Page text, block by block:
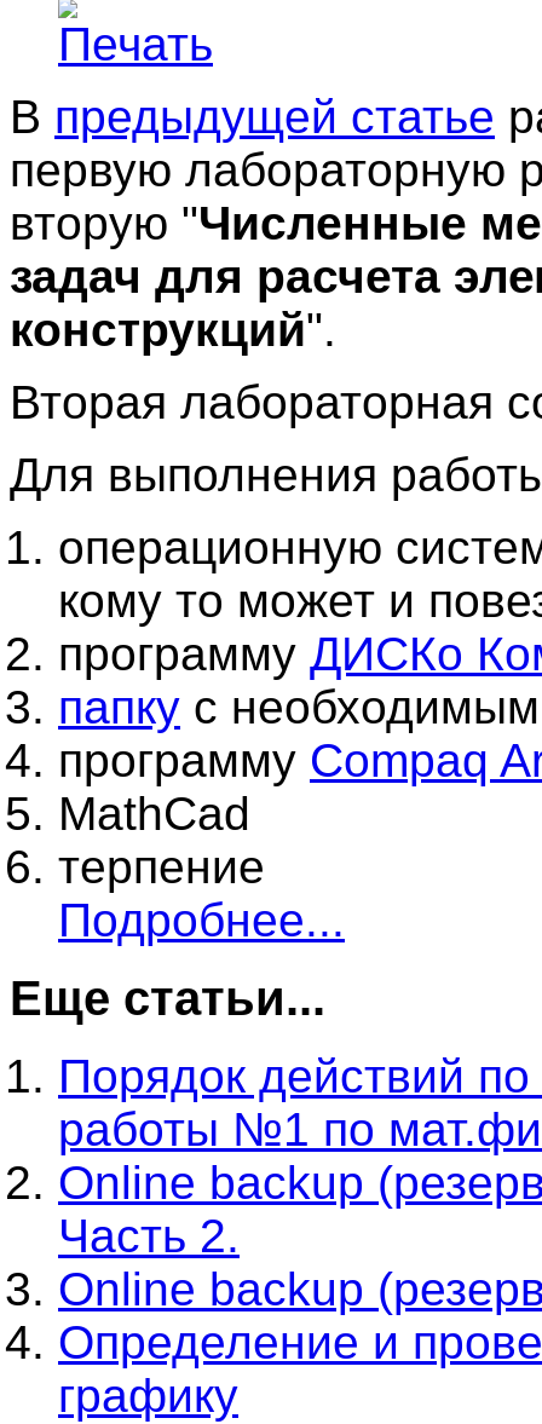
В предыдущей статье
первую лабораторную
вторую "Численные
задач для расчета
конструкций".
Вторая лабораторная
Для выполнения
операционную
кому то может и
программу ДИСКо
папку с
программу Compaq
MathCad
терпение
Подробнее...
Еще статьи...
Порядок действий
работы №1 по
Online backup
Часть 2.
Online backup
Определение и
графику